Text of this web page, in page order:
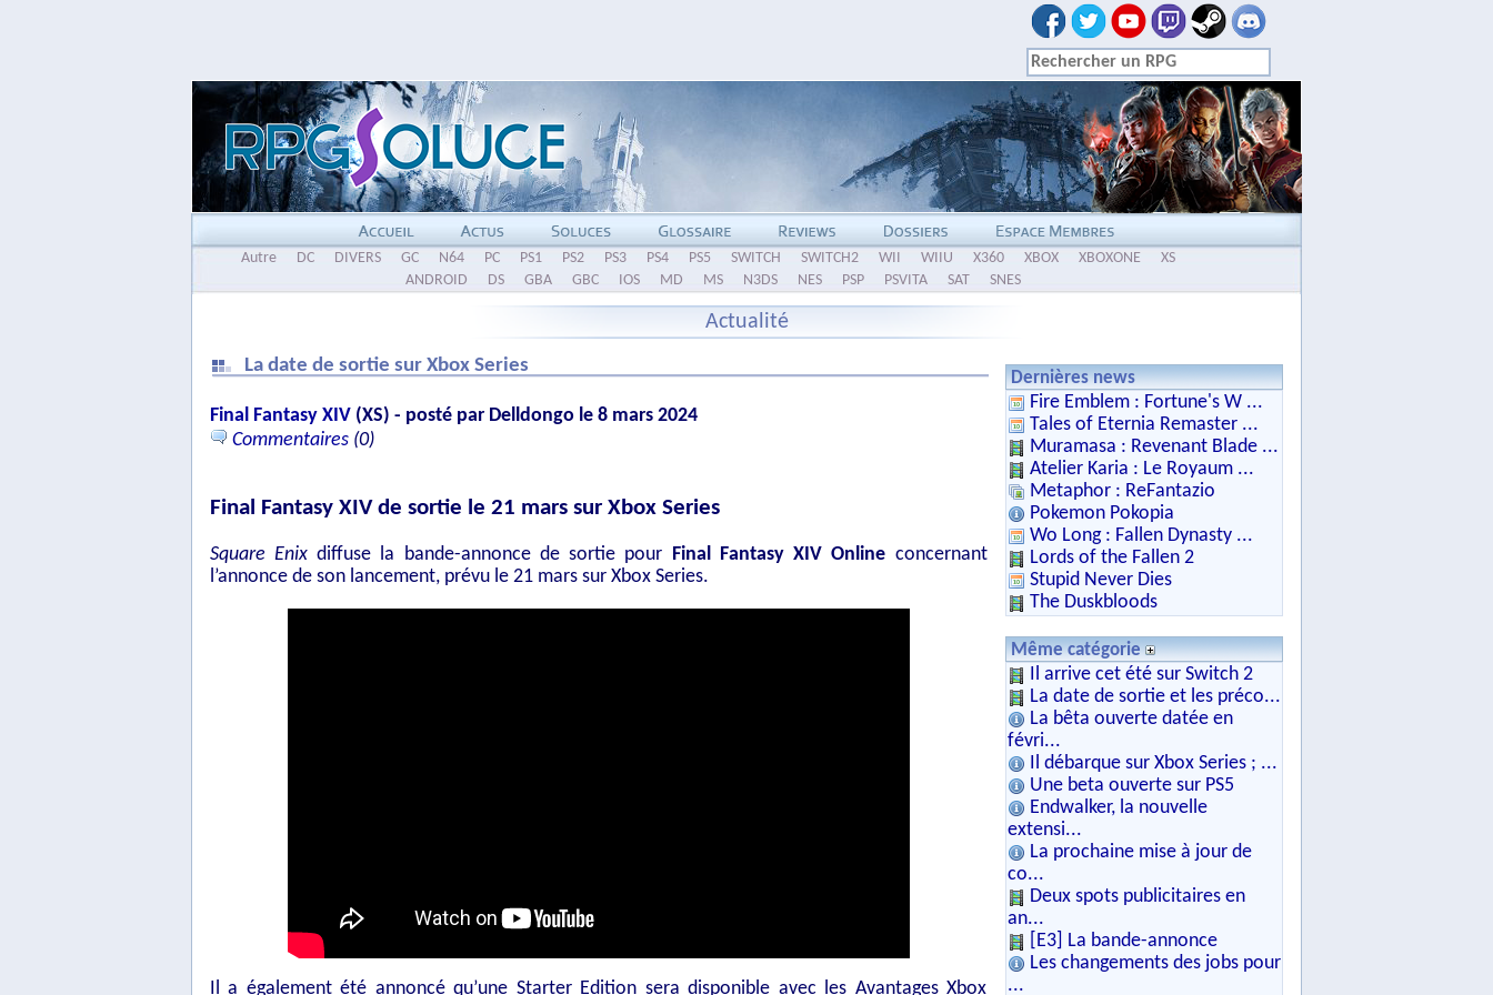
Autre DC DIVERS GC N64 PC PS1 PS2 PS3 PS4 PS5 SWITCH SWITCH2 WII WIIU X360 XBOX XBOXONE
XS
ANDROID
DS GBA GBC IOS MD MS N3DS NES PSP PSVITA SAT SNES
Actualité
La date de sortie sur Xbox Series
Final Fantasy XIV(XS) - posté par Delldongo le 8 mars 2024
Commentaires(0)
Final Fantasy XIV de sortie le 21 mars sur Xbox Series
Square Enix diffuse la bande-annonce de sortie pour Final Fantasy XIV Online concernant
l’annonce de son lancement, prévu le 21 mars sur Xbox Series.
Il a également été annoncé qu’une Starter Edition sera disponible avec les Avantages Xbox
Dernières news
Fire Emblem : Fortune's W ...
Tales of Eternia Remaster ...
Muramasa : Revenant Blade ...
Atelier Karia : Le Royaum ...
Metaphor : ReFantazio
Pokemon Pokopia
Wo Long : Fallen Dynasty ...
Lords of the Fallen 2
Stupid Never Dies
The Duskbloods
Même catégorie
Il arrive cet été sur Switch 2
La date de sortie et les préco...
La bêta ouverte datée en
févri...
Il débarque sur Xbox Series ; ...
Une beta ouverte sur PS5
Endwalker, la nouvelle
extensi...
La prochaine mise à jour de
co...
Deux spots publicitaires en
an...
[E3] La bande-annonce
Les changements des jobs pour
...